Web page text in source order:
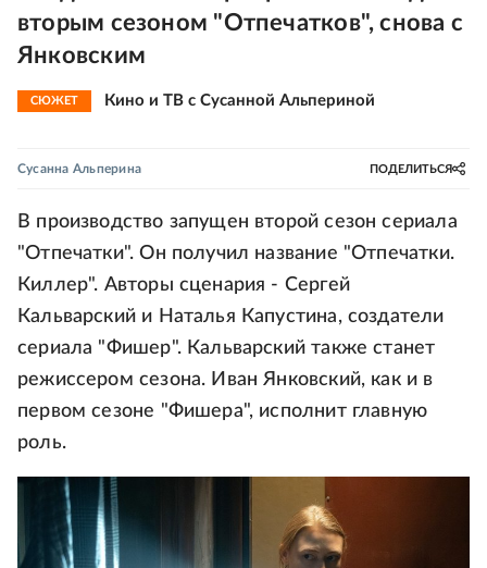
вторым сезоном "Отпечатков", снова с
Янковским
СЮЖЕТ Кино и ТВ с Сусанной Альпериной
Сусанна Альперина ПОДЕЛИТЬСЯ
В производство запущен второй сезон сериала
"Отпечатки". Он получил название "Отпечатки.
Киллер". Авторы сценария - Сергей
Кальварский и Наталья Капустина, создатели
сериала "Фишер". Кальварский также станет
режиссером сезона. Иван Янковский, как и в
первом сезоне "Фишера", исполнит главную
роль.